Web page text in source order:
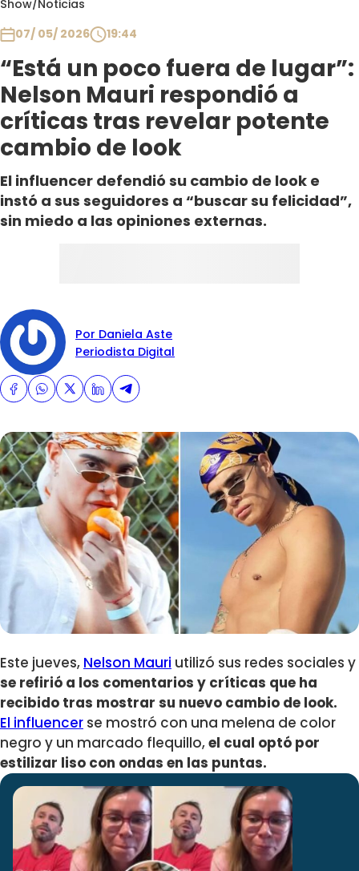
Show/Noticias
07/ 05/ 2026
19:44
“Está un poco fuera de lugar”:
Nelson Mauri respondió a
críticas tras revelar potente
cambio de look
El influencer defendió su cambio de look e
instó a sus seguidores a “buscar su felicidad”,
sin miedo a las opiniones externas.
Por Daniela Aste
Periodista Digital
Este jueves, Nelson Mauri utilizó sus redes sociales y
se refirió a los comentarios y críticas que ha
recibido tras mostrar su nuevo cambio de look.
El influencer se mostró con una melena de color
negro y un marcado flequillo,el cual optó por
estilizar liso con ondas en las puntas.
Club De La Comedia
Contigo en Directo
Plan Perfecto
El Tiempo
Sabingo
Todos Los Programas